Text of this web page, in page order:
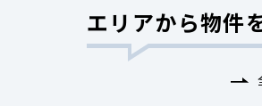
エリアから物件